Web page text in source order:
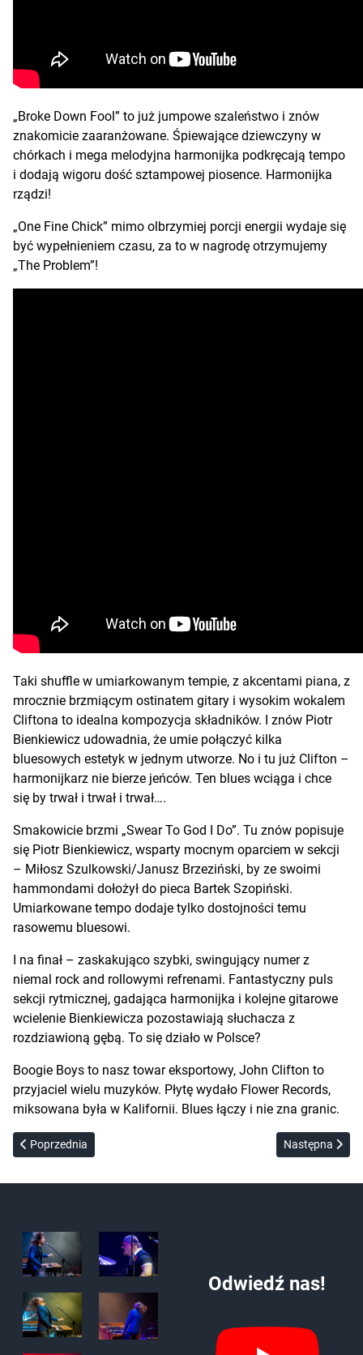
„Broke Down Fool” to już jumpowe szaleństwo i znów
znakomicie zaaranżowane. Śpiewające dziewczyny w
chórkach i mega melodyjna harmonijka podkręcają tempo
i dodają wigoru dość sztampowej piosence. Harmonijka
rządzi!
„One Fine Chick” mimo olbrzymiej porcji energii wydaje się
być wypełnieniem czasu, za to w nagrodę otrzymujemy
„The Problem”!
Taki shuffle w umiarkowanym tempie, z akcentami piana, z
mrocznie brzmiącym ostinatem gitary i wysokim wokalem
Cliftona to idealna kompozycja składników. I znów Piotr
Bienkiewicz udowadnia, że umie połączyć kilka
bluesowych estetyk w jednym utworze. No i tu już Clifton –
harmonijkarz nie bierze jeńców. Ten blues wciąga i chce
się by trwał i trwał i trwał….
Smakowicie brzmi „Swear To God I Do”. Tu znów popisuje
się Piotr Bienkiewicz, wsparty mocnym oparciem w sekcji
– Miłosz Szulkowski/Janusz Brzeziński, by ze swoimi
hammondami dołożył do pieca Bartek Szopiński.
Umiarkowane tempo dodaje tylko dostojności temu
rasowemu bluesowi.
I na finał – zaskakująco szybki, swingujący numer z
niemal rock and rollowymi refrenami. Fantastyczny puls
sekcji rytmicznej, gadająca harmonijka i kolejne gitarowe
wcielenie Bienkiewicza pozostawiają słuchacza z
rozdziawioną gębą. To się działo w Polsce?
Boogie Boys to nasz towar eksportowy, John Clifton to
przyjaciel wielu muzyków. Płytę wydało Flower Records,
miksowana była w Kalifornii. Blues łączy i nie zna granic.
Poprzednia strona: Blues Happens – W sercu blues
Poprzednia Następna
Następna
Odwiedź nas!